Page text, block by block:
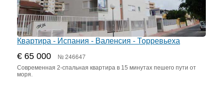
Квартира - Испания - Валенсия - Торревьеха
€ 65 000 № 246647
Современная 2-спальная квартира в 15 минутах пешего пути от
моря.